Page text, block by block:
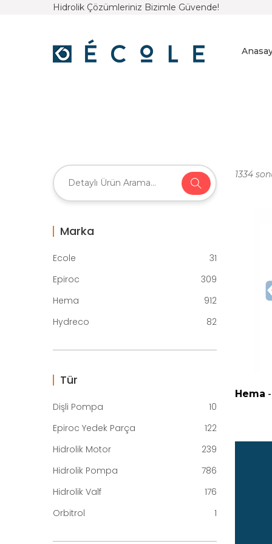
Hidrolik Çözümleriniz Bizimle Güvende!
1334
Hema
Marka
Ecole
31
Epiroc
309
Hema
912
Hydreco
82
Tür
Dişli Pompa
10
Epiroc Yedek Parça
122
Hidrolik Motor
239
Hidrolik Pompa
786
Hidrolik Valf
176
Orbitrol
1